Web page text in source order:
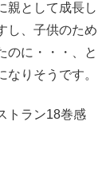
親として成長し
し、子供のため
のに・・・、と
りそうです。
トラン18巻感